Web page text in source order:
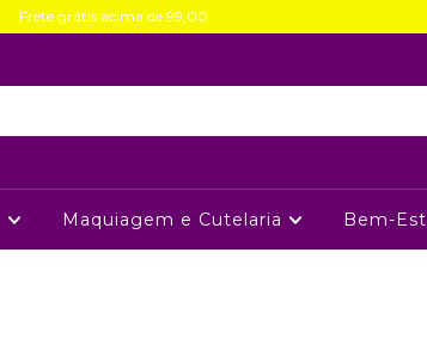
Frete grátis acima de 99,00
Maquiagem e Cutelaria Bem-